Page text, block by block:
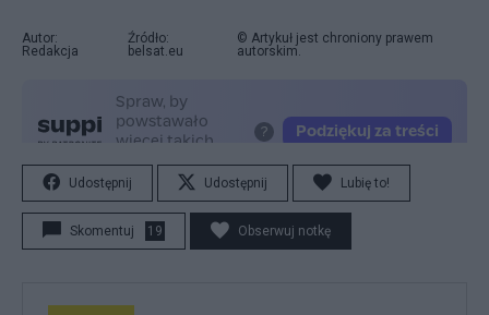
Autor:
Redakcja
Źródło:
belsat.eu
© Artykuł jest chroniony prawem
autorskim.
Udostępnij Udostępnij Lubię to!
Skomentuj 19 Obserwuj notkę